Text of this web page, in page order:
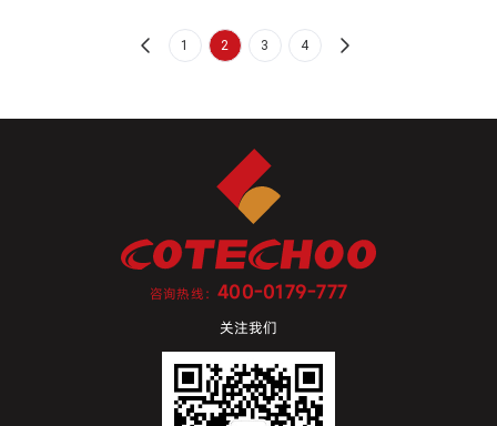
种方法并没有从根本上解决问题，而是在凸起处加厚了橡胶，这
并不否认它起到了一定的作用。然而，长期或高速使用具有很大
1 2 3 4
咨询热线：400-0179-777
关注我们